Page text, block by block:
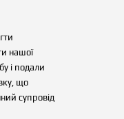
нашої
і подали
що
супровід